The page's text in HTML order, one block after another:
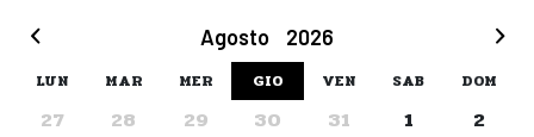
Agosto 2026
LUN MAR MER GIO VEN SAB DOM
27 28 29 30 31 1
2